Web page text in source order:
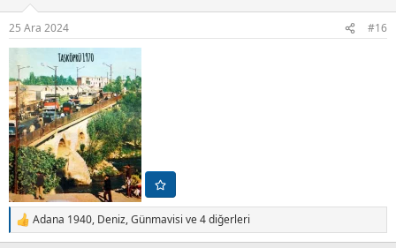
:
25 Ara 2024 #16
T
e
Adana 1940, Deniz,Günmavisi ve 4 diğerleri